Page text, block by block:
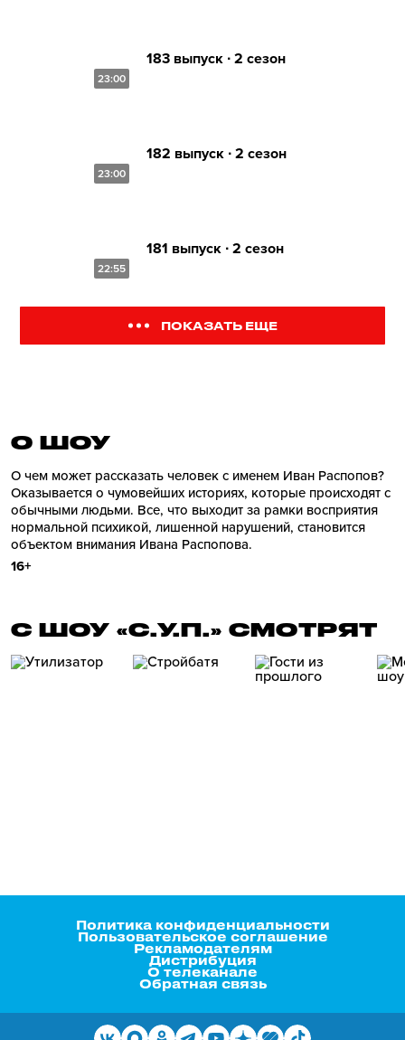
23:00
183 выпуск ∙ 2 сезон
23:00
182 выпуск ∙ 2 сезон
22:55
181 выпуск ∙ 2 сезон
ПОКАЗАТЬ ЕЩЕ
О ШОУ
О чем может рассказать человек с именем Иван Распопов?
Оказывается о чумовейших историях, которые происходят с
обычными людьми. Все, что выходит за рамки восприятия
нормальной психикой, лишенной нарушений, становится
объектом внимания Ивана Распопова.
16+
С ШОУ «С.У.П.» СМОТРЯТ
Политика конфиденциальности
Пользовательское соглашение
Рекламодателям
Дистрибуция
О телеканале
Обратная связь